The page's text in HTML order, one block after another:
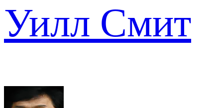
Уилл Смит